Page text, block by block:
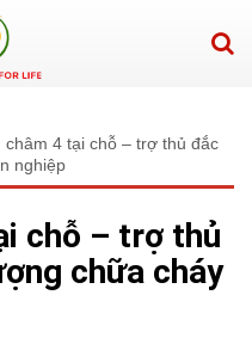
châm 4 tại chỗ – trợ thủ đắc
nghiệp
chỗ – trợ thủ
chữa cháy